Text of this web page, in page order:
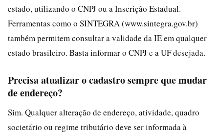
estado, utilizando o CNPJ ou a Inscrição Estadual.
Ferramentas como o SINTEGRA (www.sintegra.gov.br)
também permitem consultar a validade da IE em qualquer
estado brasileiro. Basta informar o CNPJ e a UF desejada.
Precisa atualizar o cadastro sempre que mudar
de endereço?
Sim. Qualquer alteração de endereço, atividade, quadro
societário ou regime tributário deve ser informada à